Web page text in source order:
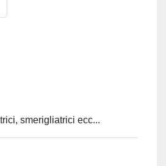
smerigliatrici ecc...